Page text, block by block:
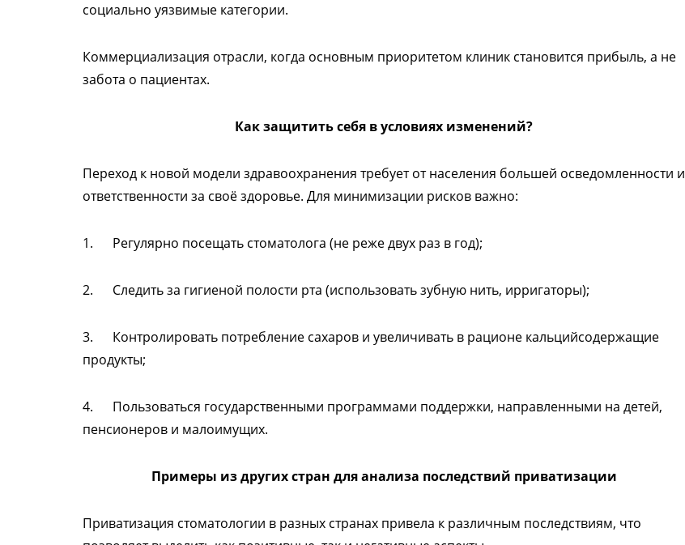
социально уязвимые категории.
Коммерциализация отрасли, когда основным приоритетом клиник становится прибыль, а не
забота о пациентах.
Как защитить себя в условиях изменений?
Переход к новой модели здравоохранения требует от населения большей осведомленности и
ответственности за своё здоровье. Для минимизации рисков важно:
1. Регулярно посещать стоматолога (не реже двух раз в год);
2. Следить за гигиеной полости рта (использовать зубную нить, ирригаторы);
3. Контролировать потребление сахаров и увеличивать в рационе кальцийсодержащие
продукты;
4. Пользоваться государственными программами поддержки, направленными на детей,
пенсионеров и малоимущих.
Примеры из других стран для анализа последствий приватизации
Приватизация стоматологии в разных странах привела к различным последствиям, что